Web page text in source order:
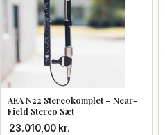
AEA N22 Stereokomplet – Near-
Field Stereo Sæt
23.010,00 kr.